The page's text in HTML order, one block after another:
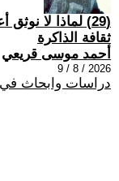
(29) لماذا لا
ثقافة الذاكرة
أحمد موسى قريعي
2026 / 8 / 9
دراسات وابحاث في